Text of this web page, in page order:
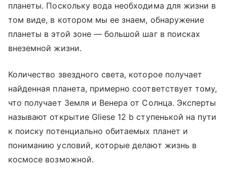
планеты. Поскольку вода необходима для жизни в
том виде, в котором мы ее знаем, обнаружение
планеты в этой зоне — большой шаг в поисках
внеземной жизни.
Количество звездного света, которое получает
найденная планета, примерно соответствует тому,
что получает Земля и Венера от Солнца. Эксперты
называют открытие Gliese 12 b ступенькой на пути
к поиску потенциально обитаемых планет и
пониманию условий, которые делают жизнь в
космосе возможной.